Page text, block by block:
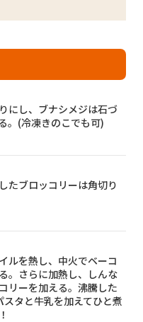
にし、ブナシメジは石づ
。(冷凍きのこでも可)
たブロッコリーは角切り
ルを熱し、中火でベーコ
。さらに加熱し、しんな
リーを加える。沸騰した
タと牛乳を加えてひと煮